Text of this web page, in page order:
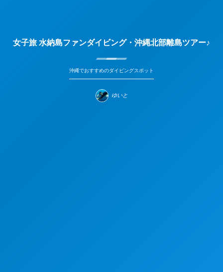
女子旅 水納島ファンダイビング・沖縄北部離島ツアー♪
沖縄でおすすめのダイビングスポット
ゆいと